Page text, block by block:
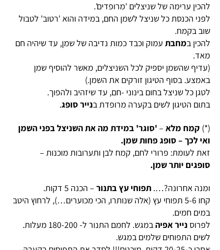
להכין ערימה של שניצלים 'מרופדים'.
לפני הכנסת כל שניצל לשמן החם, במידה והוא 'רטוב' לטבול
שוב בקמח.
להכין במחבת עמוק וכבד כמות נדיבה של שמן, עד שיהיה חם
מאד.
(עדיף שהשמן יספיק לכל השניצלים, מאשר להוסיף שמן
באמצע. בסוף הטיגון זורקים את השמן.)
לטגן כל שניצל בחום בינוני -חם, עד שיזהיב ולהפוך.
בתום הטיגון לשים בקערה מרופדת בנייר סופג.
(*) קמח מלא – 'סוגר' במידת מה את השניצל בפני השמן
ואי לכך – סופג פחות שמן.
זאת לעומת: פרורי לחם, קמח לבן ותערובות מוכנות –
סופגים יותר שמן.
ומנה אחרונה?…. תפוחי עץ בתנור – הכנה 5 דקות.
קחו 5-6 תפוחי עץ (אלה שנותרו, הכי מכוערים…), לרחוץ היטב
במים חמים.
לפרוס נייר אפיה
במגש. לחמם התנור ל- 180-200 מעלות.
לשים התפוחים שלמים במגש.